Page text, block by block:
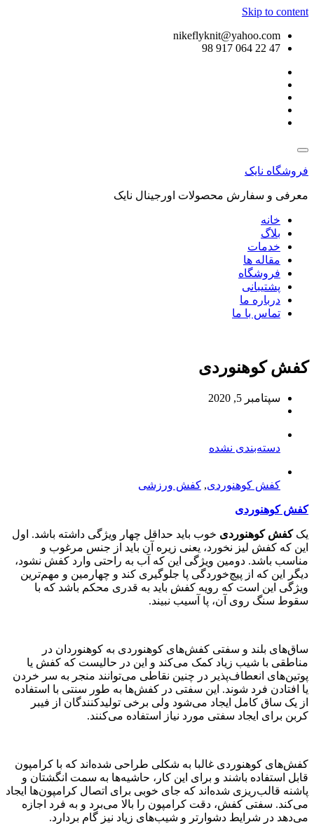
Skip to content
nikeflyknit@yahoo.com
47 22 064 917 98
فروشگاه نایک
معرفی و سفارش محصولات اورجینال نایک
خانه
بلاگ
خدمات
مقاله ها
فروشگاه
پشتیبانی
درباره ما
تماس با ما
کفش کوهنوردی
سپتامبر 5, 2020
دسته‌بندی نشده
کفش کوهنوردی, کفش ورزشی
کفش کوهنوردی
يککفش کوهنوردی خوب بايد حداقل چهار ويژگی داشته باشد. اول
اين که کفش ليز نخورد، يعنی زيره آن بايد از جنس مرغوب و
مناسب باشد. دومين ويژگی اين که آب به راحتی وارد کفش نشود،
ديگر اين که از پيچ‌خوردگی پا جلوگيری کند و چهارمين و مهم‌ترين
ويژگی اين است که رويه کفش بايد به قدری محکم باشد که با
سقوط سنگ روی آن، پا آسیب نبیند.
ساق‌های بلند و سفتی کفش‌های کوهنوردی به کوهنوردان در
مناطقی با شیب زیاد کمک می‌کند و این در حالیست که کفش یا
پوتین‌های انعطاف‌پذیر در چنین نقاطی ‌می‌توانند منجر به سر خردن
یا افتادن فرد شوند. این سفتی در کفش‌ها به طور سنتی با استفاده
از یک ساق کامل ایجاد می‌شود ولی برخی تولیدکنندگان از فیبر
کربن برای ایجاد سفتی مورد نیاز استفاده می‌کنند.
کفش‌های کوهنوردی غالبا به شکلی طراحی شده‌اند که با کرامپون
قابل استفاده باشند و برای این کار، حاشیه‌ها به سمت انگشتان و
پاشنه قالب‌ریزی شده‌اند که جای خوبی برای اتصال کرامپون‌ها ایجاد
می‌کند. سفتی کفش، دقت کرامپون را بالا می‌برد و به فرد اجازه
می‌دهد در شرایط دشوارتر و شیب‌های زیاد نیز گام بردارد.